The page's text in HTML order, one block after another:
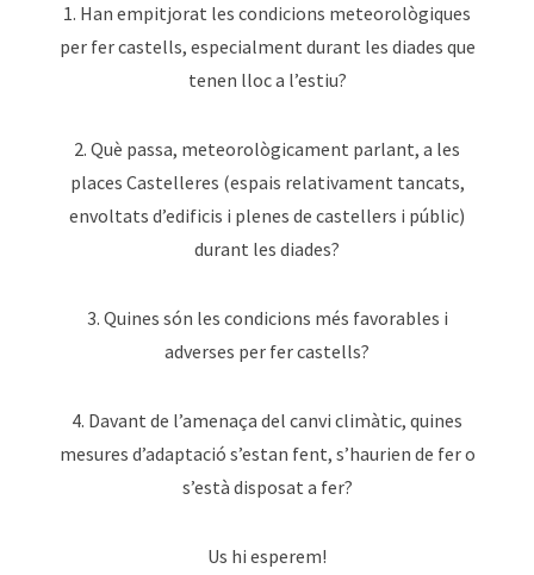
1. Han empitjorat les condicions meteorològiques
per fer castells, especialment durant les diades que
tenen lloc a l’estiu?
2. Què passa, meteorològicament parlant, a les
places Castelleres (espais relativament tancats,
envoltats d’edificis i plenes de castellers i públic)
durant les diades?
3. Quines són les condicions més favorables i
adverses per fer castells?
4. Davant de l’amenaça del canvi climàtic, quines
mesures d’adaptació s’estan fent, s’haurien de fer o
s’està disposat a fer?
Us hi esperem!